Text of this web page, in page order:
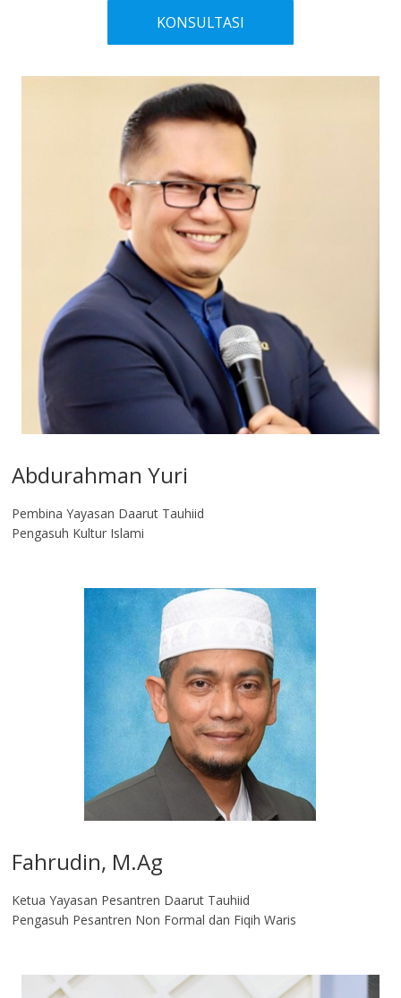
KONSULTASI
Abdurahman Yuri
Pembina Yayasan Daarut Tauhiid
Pengasuh Kultur Islami
Fahrudin, M.Ag​
Ketua Yayasan Pesantren Daarut Tauhiid
Pengasuh Pesantren Non Formal dan Fiqih Waris